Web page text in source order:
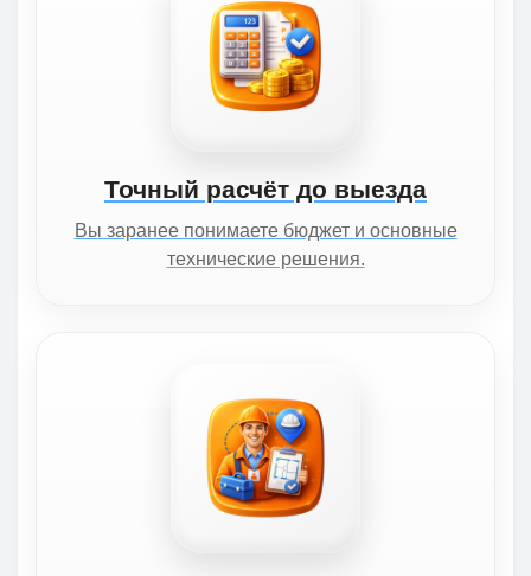
Точный расчёт до выезда
Вы заранее понимаете бюджет и основные
технические решения.